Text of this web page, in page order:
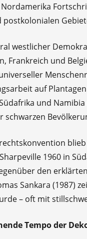
postkolonialen
westlicher
Frankreich und
auf
und
schwarzen
1960 in
den
Sankara (1987)
– oft mit
Tempo der